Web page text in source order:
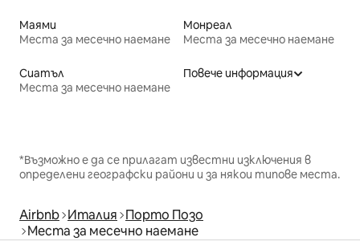
Маями
Места за месечно наемане
Монреал
Места за месечно наемане
Сиатъл
Места за месечно наемане
Повече информация
*Възможно е да се прилагат известни изключения в
определени географски райони и за някои типове места.
Airbnb Италия Порто Позо
Места за месечно наемане